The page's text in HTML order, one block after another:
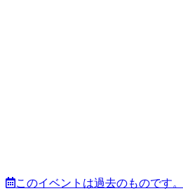
このイベントは過去のものです。